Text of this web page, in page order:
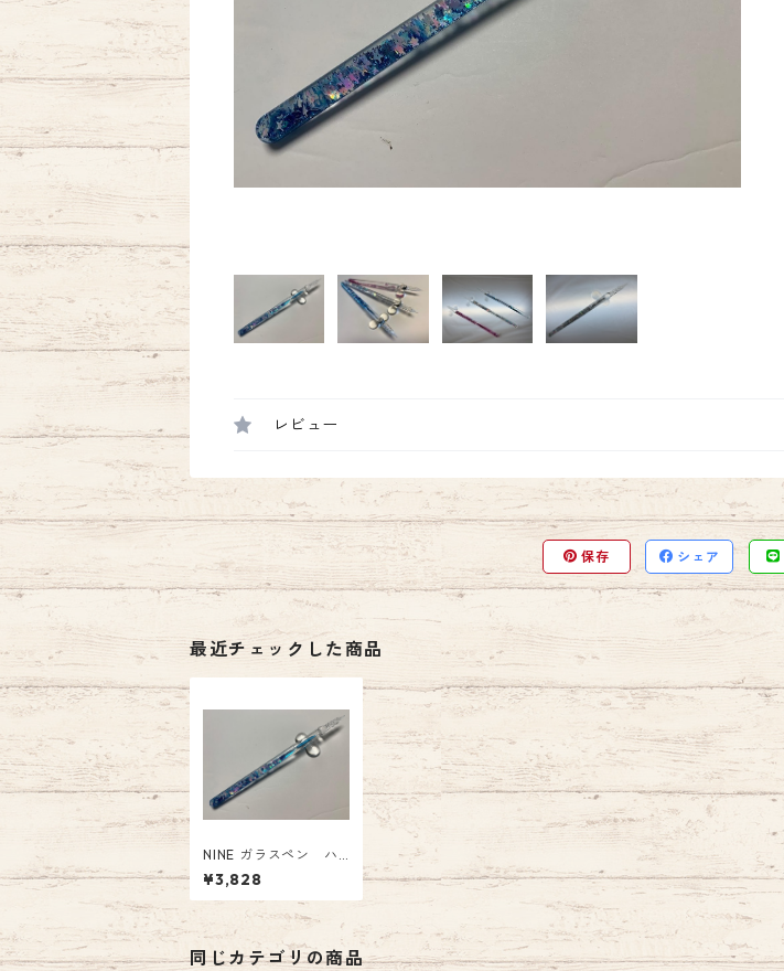
レビュー
保存 シェア
最近チェックした商品
NINE ガラスペン ハ
ーバリウム オーシャ
ンブルー GP-002-B
L
¥3,828
同じカテゴリの商品